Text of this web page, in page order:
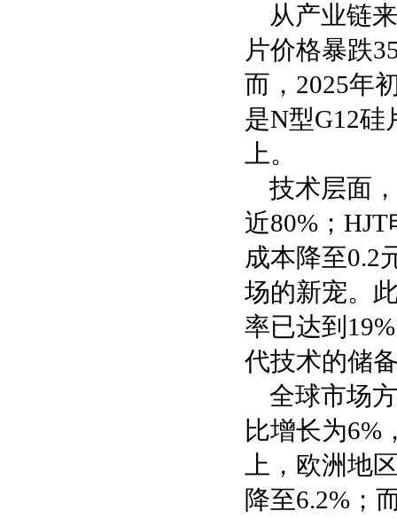
从产业链
片价格暴跌
而，2025年
是N型G12硅
上。
技术层面
近80%；
成本降至0.2
场的新宠。
率已达到
代技术的储
全球市场
比增长为6%
上，欧洲地
降至6.2%；